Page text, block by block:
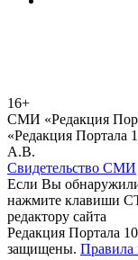
16+
СМИ «Редакция
«Редакция Портала
А.В.
Свидетельство СМИ
Если Вы
нажмите клавиши
редактору сайта
Редакция Портала
защищены. Правила